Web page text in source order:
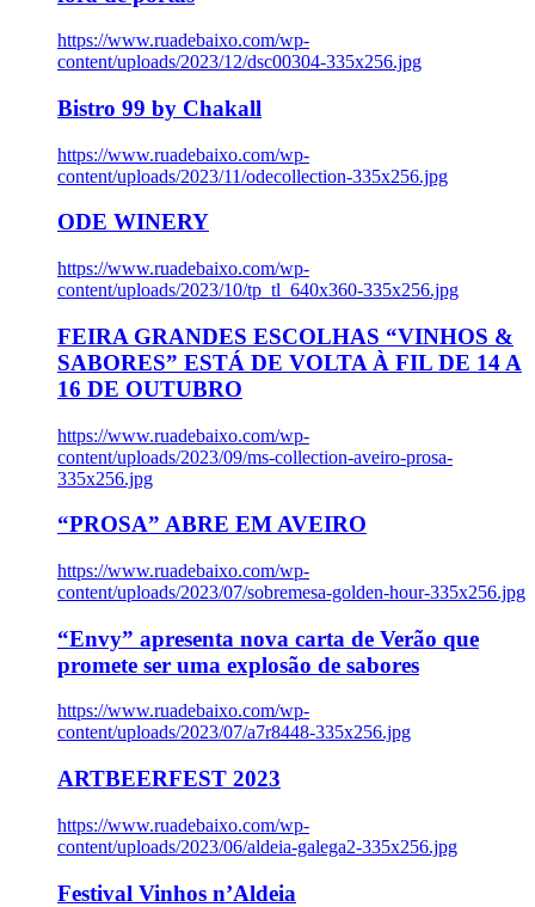
https://www.ruadebaixo.com/wp-
content/uploads/2023/12/dsc00304-335x256.jpg
Bistro 99 by Chakall
https://www.ruadebaixo.com/wp-
content/uploads/2023/11/odecollection-335x256.jpg
ODE WINERY
https://www.ruadebaixo.com/wp-
content/uploads/2023/10/tp_tl_640x360-335x256.jpg
FEIRA GRANDES ESCOLHAS “VINHOS &
SABORES” ESTÁ DE VOLTA À FIL DE 14 A
16 DE OUTUBRO
https://www.ruadebaixo.com/wp-
content/uploads/2023/09/ms-collection-aveiro-prosa-
335x256.jpg
“PROSA” ABRE EM AVEIRO
https://www.ruadebaixo.com/wp-
content/uploads/2023/07/sobremesa-golden-hour-335x256.jpg
“Envy” apresenta nova carta de Verão que
promete ser uma explosão de sabores
https://www.ruadebaixo.com/wp-
content/uploads/2023/07/a7r8448-335x256.jpg
ARTBEERFEST 2023
https://www.ruadebaixo.com/wp-
content/uploads/2023/06/aldeia-galega2-335x256.jpg
Festival Vinhos n’Aldeia